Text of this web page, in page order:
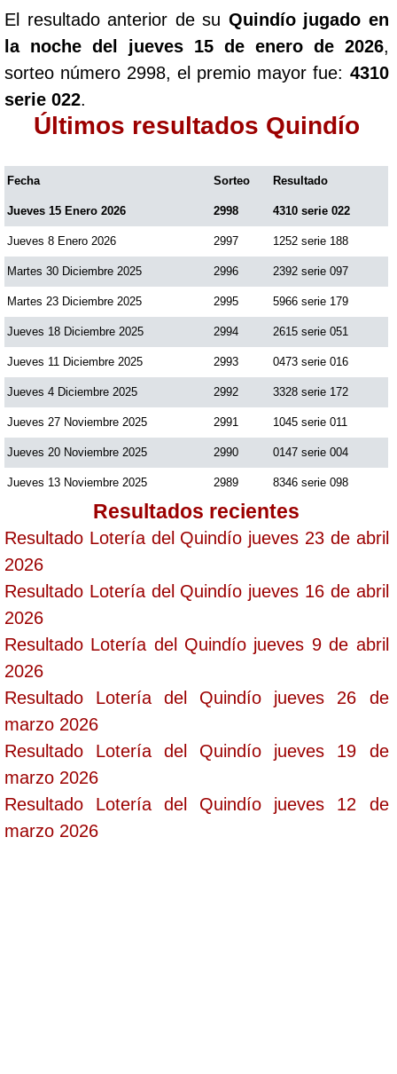
El resultado anterior de su Quindío jugado en
la noche del jueves 15 de enero de 2026,
sorteo número 2998, el premio mayor fue: 4310
serie 022.
Últimos resultados Quindío
Fecha Sorteo Resultado
Jueves 15 Enero 2026 2998 4310 serie 022
Jueves 8 Enero 2026 2997 1252 serie 188
Martes 30 Diciembre 2025 2996 2392 serie 097
Martes 23 Diciembre 2025 2995 5966 serie 179
Jueves 18 Diciembre 2025 2994 2615 serie 051
Jueves 11 Diciembre 2025 2993 0473 serie 016
Jueves 4 Diciembre 2025 2992 3328 serie 172
Jueves 27 Noviembre 2025 2991 1045 serie 011
Jueves 20 Noviembre 2025 2990 0147 serie 004
Jueves 13 Noviembre 2025 2989 8346 serie 098
Resultados recientes
Resultado Lotería del Quindío jueves 23 de abril
2026
Resultado Lotería del Quindío jueves 16 de abril
2026
Resultado Lotería del Quindío jueves 9 de abril
2026
Resultado Lotería del Quindío jueves 26 de
marzo 2026
Resultado Lotería del Quindío jueves 19 de
marzo 2026
Resultado Lotería del Quindío jueves 12 de
marzo 2026